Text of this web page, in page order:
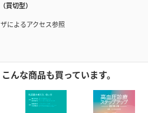
買切型）
によるアクセス参照
んな商品も買っています。